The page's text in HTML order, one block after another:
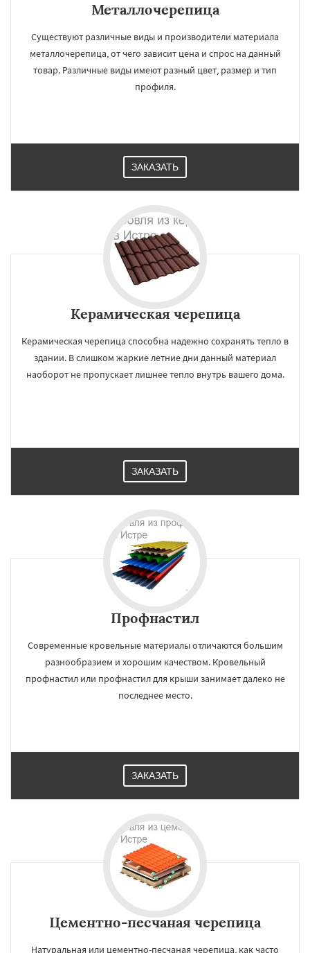
Металлочерепица
Существуют различные виды и производители материала
металлочерепица, от чего зависит цена и спрос на данный
товар. Различные виды имеют разный цвет, размер и тип
профиля.
ЗАКАЗАТЬ
Керамическая черепица
Керамическая черепица способна надежно сохранять тепло в
здании. В слишком жаркие летние дни данный материал
наоборот не пропускает лишнее тепло внутрь вашего дома.
ЗАКАЗАТЬ
Профнастил
Современные кровельные материалы отличаются большим
разнообразием и хорошим качеством. Кровельный
профнастил или профнастил для крыши занимает далеко не
последнее место.
ЗАКАЗАТЬ
Цементно-песчаная черепица
Натуральная или цементно-песчаная черепица, как часто